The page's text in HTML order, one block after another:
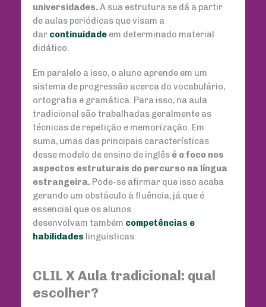
universidades.A sua estrutura se dá a partir
de aulas periódicas que visam a
dar continuidade em determinado material
didático.
Em paralelo a isso, o aluno aprende em um
sistema de progressão acerca do vocabulário,
ortografia e gramática. Para isso, na aula
tradicional são trabalhadas geralmente as
técnicas de repetição e memorização. Em
suma, umas das principais características
desse modelo de ensino de inglês é o foco nos
aspectos estruturais do percurso na língua
estrangeira. Pode-se afirmar que isso acaba
gerando um obstáculo à fluência, já que é
essencial que os alunos
desenvolvam também competências e
habilidades linguísticas.
CLIL X Aula tradicional: qual
escolher?